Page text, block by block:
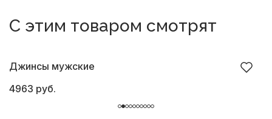
С этим товаром смотрят
Джинсы мужские
4963 руб.